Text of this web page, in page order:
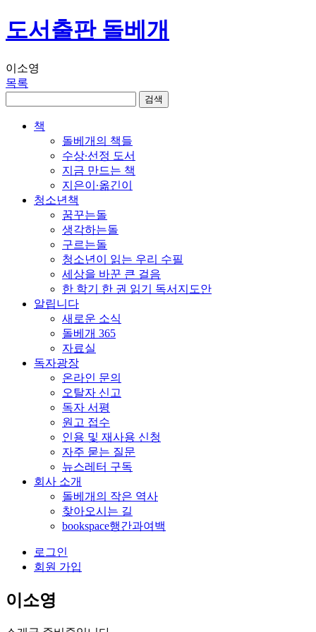
도서출판 돌베개
이소영
목록
책
돌베개의 책들
수상∙선정 도서
지금 만드는 책
지은이∙옮긴이
청소년책
꿈꾸는돌
생각하는돌
구르는돌
청소년이 읽는 우리 수필
세상을 바꾼 큰 걸음
한 학기 한 권 읽기 독서지도안
알립니다
새로운 소식
돌베개 365
자료실
독자광장
온라인 문의
오탈자 신고
독자 서평
원고 접수
인용 및 재사용 신청
자주 묻는 질문
뉴스레터 구독
회사 소개
돌베개의 작은 역사
찾아오시는 길
bookspace행간과여백
로그인
회원 가입
이소영